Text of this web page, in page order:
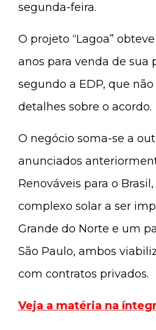
segunda-feira.
O projeto “Lagoa”
anos para venda de sua
segundo a EDP, que
detalhes sobre o acordo.
O negócio soma-se a
anunciados
Renováveis para o
complexo solar a ser
Grande do Norte e um
São Paulo, ambos
com contratos privados.
Veja a matéria na